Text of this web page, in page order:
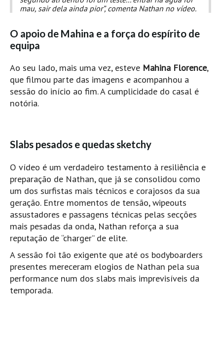
Matosinhos - Vagas Bar HD
Espinho HD
Espinho vista aérea HD
Espinho - Silvalde HD
AVEIRO
Cortegaça (Vila do Surf) HD
Mira
Praia do Cabedelo HD
NAZARÉ
Nazaré panoramica praia norte
Nazaré HD
Nazaré Praias Sul
PENICHE
Peniche - Consolação Norte HD
Peniche Supertubos HD
SANTA CRUZ
mau, sair dela ainda pior”, comenta Nathan no vídeo.
O apoio de Mahina e a força do espírito de
equipa
Ao seu lado, mais uma vez, esteve Mahina Florence,
que filmou parte das imagens e acompanhou a
sessão do início ao fim. A cumplicidade do casal é
notória.
Slabs pesados e quedas sketchy
O vídeo é um verdadeiro testamento à resiliência e
preparação de Nathan, que já se consolidou como
um dos surfistas mais técnicos e corajosos da sua
geração. Entre momentos de tensão, wipeouts
assustadores e passagens técnicas pelas secções
mais pesadas da onda, Nathan reforça a sua
reputação de “charger” de elite.
A sessão foi tão exigente que até os bodyboarders
presentes mereceram elogios de Nathan pela sua
performance num dos slabs mais imprevisíveis da
temporada.